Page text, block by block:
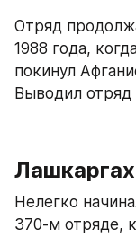
Отряд
1988 года,
покинул
Выводил отряд
Нелегко
370-м отряде,